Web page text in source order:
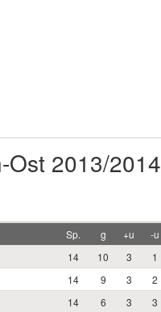
Ost 2013/2014
Sp. g +u -u
14 10 3 1
14 9 3 2
14 6 3 3